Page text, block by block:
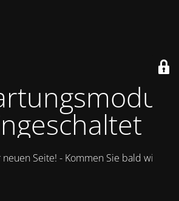
Seite! - Kommen Sie bald wieder.